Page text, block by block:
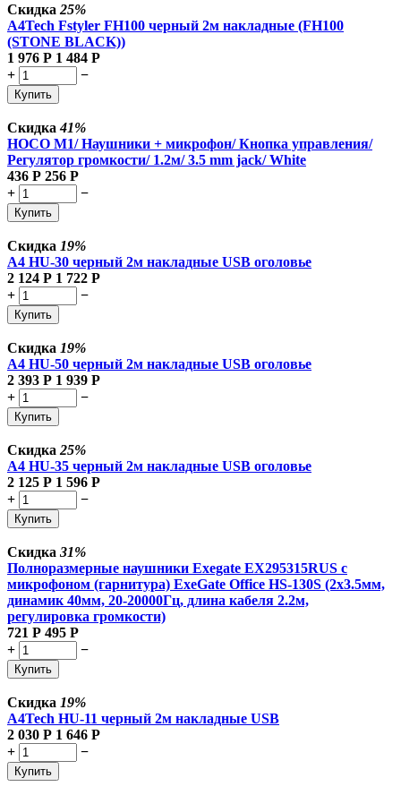
Скидка 25%
A4Tech Fstyler FH100 черный 2м накладные (FH100
(STONE BLACK))
1 976 Р 1 484 Р
+
−
Купить
Скидка41%
HOCO M1/ Наушники + микрофон/ Кнопка управления/
Регулятор громкости/ 1.2м/ 3.5 mm jack/ White
436 Р 256 Р
+
−
Купить
Скидка 19%
A4 HU-30 черный 2м накладные USB оголовье
2 124 Р 1 722 Р
+
−
Купить
Скидка 19%
A4 HU-50 черный 2м накладные USB оголовье
2 393 Р 1 939 Р
+
−
Купить
Скидка 25%
A4 HU-35 черный 2м накладные USB оголовье
2 125 Р 1 596 Р
+
−
Купить
Скидка 31%
Полноразмерные наушники Exegate EX295315RUS с
микрофоном (гарнитура) ExeGate Office HS-130S (2x3.5мм,
динамик 40мм, 20-20000Гц, длина кабеля 2.2м,
регулировка громкости)
721 Р 495 Р
+
−
Купить
Скидка 19%
A4Tech HU-11 черный 2м накладные USB
2 030 Р 1 646 Р
+
−
Купить